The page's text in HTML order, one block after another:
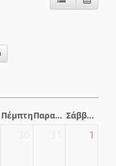
Πέμπτη Παρασκευή Σάββατο
1